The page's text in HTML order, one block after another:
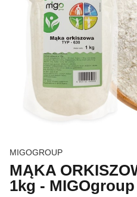
MIGOGROUP
MĄKA
1kg - MIGOgroup